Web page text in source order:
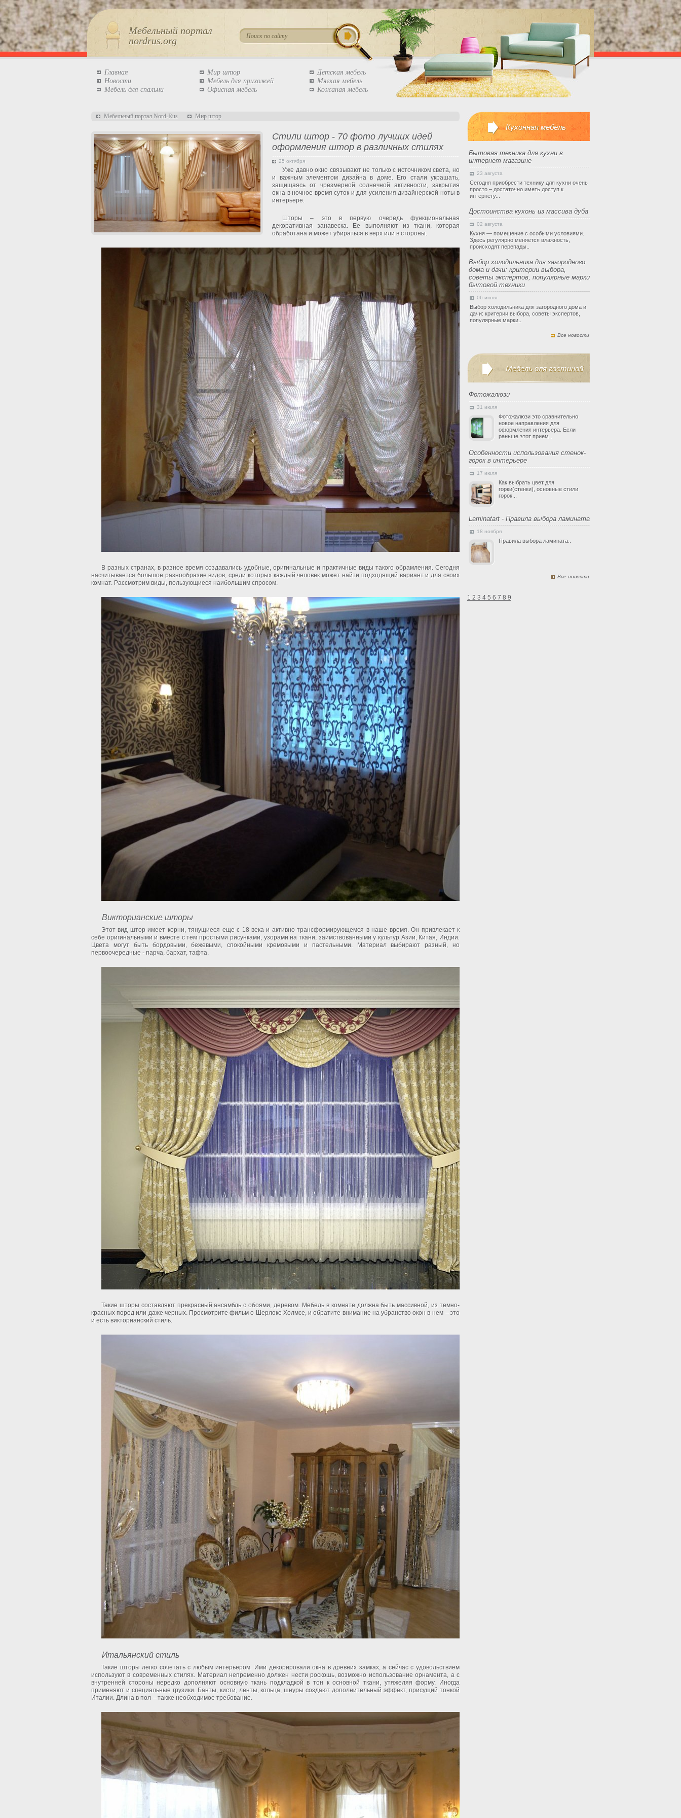
Мебельный портал
nordrus.org
Главная
Новости
Мебель для спальни
Мир штор
Мебель для прихожей
Офисная мебель
Детская мебель
Мягкая мебель
Кожаная мебель
Мебельный портал Nord-Rus Мир штор
Стили штор - 70 фото лучших идей
оформления штор в различных стилях
25 октября
Уже давно окно связывают не только с источником света, но
и важным элементом дизайна в доме. Его стали украшать,
защищаясь от чрезмерной солнечной активности, закрытия
окна в ночное время суток и для усиления дизайнерской ноты в
интерьере.
Шторы – это в первую очередь функциональная
декоративная занавеска. Ее выполняют из ткани, которая
обработана и может убираться в верх или в стороны.
В разных странах, в разное время создавались удобные, оригинальные и практичные виды такого обрамления. Сегодня
насчитывается большое разнообразие видов, среди которых каждый человек может найти подходящий вариант и для своих
комнат. Рассмотрим виды, пользующиеся наибольшим спросом.
Викторианские шторы
Этот вид штор имеет корни, тянущиеся еще с 18 века и активно трансформирующемся в наше время. Он привлекает к
себе оригинальными и вместе с тем простыми рисунками, узорами на ткани, заимствованными у культур Азии, Китая, Индии.
Цвета могут быть бордовыми, бежевыми, спокойными кремовыми и пастельными. Материал выбирают разный, но
первоочередные - парча, бархат, тафта.
Такие шторы составляют прекрасный ансамбль с обоями, деревом. Мебель в комнате должна быть массивной, из темно-
красных пород или даже черных. Просмотрите фильм о Шерлоке Холмсе, и обратите внимание на убранство окон в нем – это
и есть викторианский стиль.
Итальянский стиль
Такие шторы легко сочетать с любым интерьером. Ими декорировали окна в древних замках, а сейчас с удовольствием
используют в современных стилях. Материал непременно должен нести роскошь, возможно использование орнамента, а с
внутренней стороны нередко дополняют основную ткань подкладкой в тон к основной ткани, утяжеляя форму. Иногда
применяют и специальные грузики. Банты, кисти, ленты, кольца, шнуры создают дополнительный эффект, присущий тонкой
Италии. Длина в пол – также необходимое требование.
Кухонная мебель
Бытовая техника для кухни в
интернет-магазине
23 августа
Сегодня приобрести технику для кухни очень
просто – достаточно иметь доступ к
интернету...
Достоинства кухонь из массива дуба
02 августа
Кухня — помещение с особыми условиями.
Здесь регулярно меняется влажность,
происходят перепады..
Выбор холодильника для загородного
дома и дачи: критерии выбора,
советы экспертов, популярные марки
бытовой техники
06 июля
Выбор холодильника для загородного дома и
дачи: критерии выбора, советы экспертов,
популярные марки..
Все новости
Мебель для гостиной
Фотожалюзи
31 июля
Фотожалюзи это сравнительно
новое направления для
оформления интерьера. Если
раньше этот прием..
Особенности использования стенок-
горок в интерьере
17 июля
Как выбрать цвет для
горки(стенки), основные стили
горок...
Laminatart - Правила выбора ламината
18 ноября
Правила выбора ламината..
Все новости
1 2 3 4 5 6 7 8 9